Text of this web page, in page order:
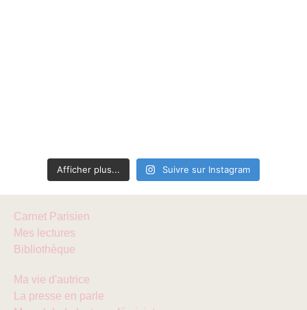
Afficher plus... Suivre sur Instagram
Carnet Parisien
Mes lectures
Bibliothèque
Ma vie d'autrice
La presse en parle